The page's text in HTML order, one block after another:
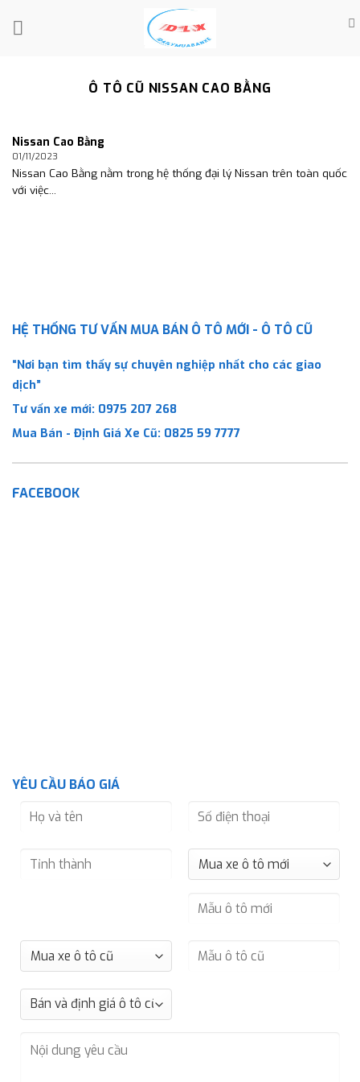
Ô TÔ CŨ NISSAN CAO BẰNG
Nissan Cao Bằng
01/11/2023
Nissan Cao Bằng nằm trong hệ thống đại lý Nissan trên toàn quốc
với việc...
HỆ THỐNG TƯ VẤN MUA BÁN Ô TÔ MỚI - Ô TÔ CŨ
“Nơi bạn tìm thấy sự chuyên nghiệp nhất cho các giao
dịch”
Tư vấn xe mới: 0975 207 268
Mua Bán - Định Giá Xe Cũ: 0825 59 7777
FACEBOOK
YÊU CẦU BÁO GIÁ